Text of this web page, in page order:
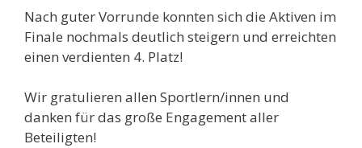
Nach guter Vorrunde konnten sich die Aktiven im
Finale nochmals deutlich steigern und erreichten
einen verdienten 4. Platz!
Wir gratulieren allen Sportlern/innen und
danken für das große Engagement aller
Beteiligten!